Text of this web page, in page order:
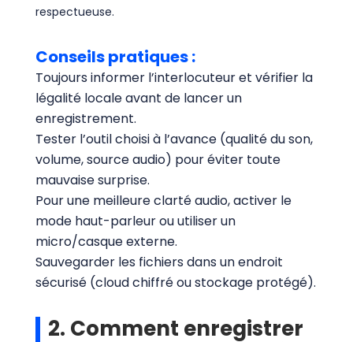
respectueuse.
Conseils pratiques :
Toujours informer l’interlocuteur et vérifier la
légalité locale avant de lancer un
enregistrement.
Tester l’outil choisi à l’avance (qualité du son,
volume, source audio) pour éviter toute
mauvaise surprise.
Pour une meilleure clarté audio, activer le
mode haut-parleur ou utiliser un
micro/casque externe.
Sauvegarder les fichiers dans un endroit
sécurisé (cloud chiffré ou stockage protégé).
2. Comment enregistrer